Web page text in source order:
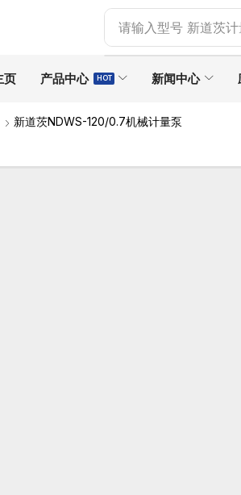
请输入型号 新道茨
页 产品中心 HOT 新闻中心
新道茨NDWS-120/0.7机械计量泵